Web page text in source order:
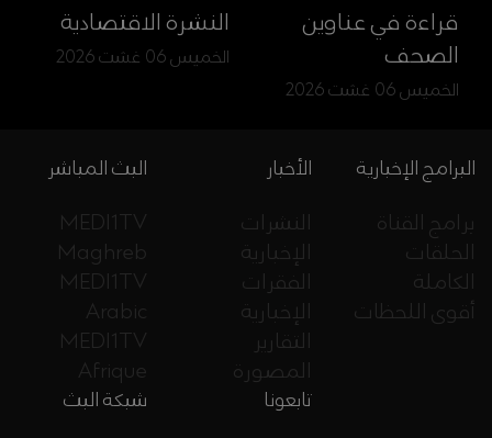
قراءة في عناوين
الصحف
الخميس 06 غشت 2026
النشرة الاقتصادية
الخميس 06 غشت 2026
البث المباشر
MEDI1TV
Maghreb
MEDI1TV
Arabic
MEDI1TV
Afrique
الأخبار
النشرات
الإخبارية
الفقرات
الإخبارية
التقارير
المصورة
البرامج الإخبارية
برامج القناة
الحلقات
الكاملة
أقوى اللحظات
شبكة البث تابعونا